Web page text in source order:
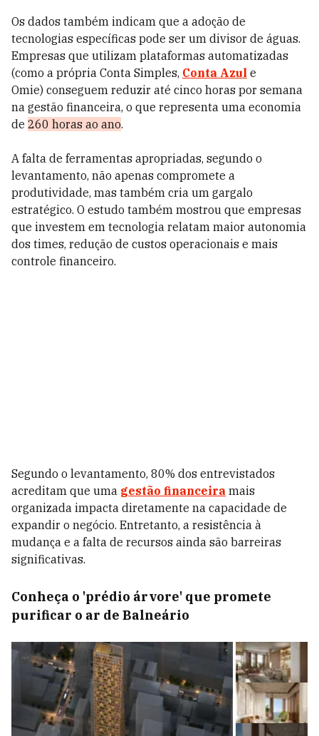
Os dados também indicam que a adoção de
tecnologias específicas pode ser um divisor de águas.
Empresas que utilizam plataformas automatizadas
(como a própria Conta Simples, Conta Azul e
Omie) conseguem reduzir até cinco horas por semana
na gestão financeira, o que representa uma economia
de 260 horas ao ano.
A falta de ferramentas apropriadas, segundo o
levantamento, não apenas compromete a
produtividade, mas também cria um gargalo
estratégico. O estudo também mostrou que empresas
que investem em tecnologia relatam maior autonomia
dos times, redução de custos operacionais e mais
controle financeiro.
Segundo o levantamento, 80% dos entrevistados
acreditam que uma gestão financeira mais
organizada impacta diretamente na capacidade de
expandir o negócio. Entretanto, a resistência à
mudança e a falta de recursos ainda são barreiras
significativas.
Conheça o 'prédio árvore' que promete
purificar o ar de Balneário